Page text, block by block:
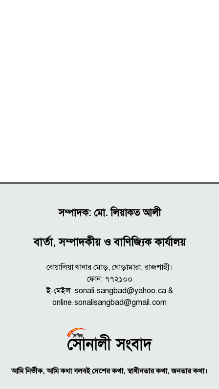
সম্পাদক: মো. লিয়াকত আলী
বার্তা, সম্পাদকীয় ও বাণিজ্যিক কার্যালয়
বোয়ালিয়া থানার মোড়, ঘোড়ামারা, রাজশাহী।
ফোন: ৭৭২১০০
ই-মেইল: sonali.sangbad@yahoo.ca &
online.sonalisangbad@gmail.com
আমি নির্ভীক, আমি কথা বলবই দেশের কথা, স্বাধীনতার কথা, জনতার কথা।